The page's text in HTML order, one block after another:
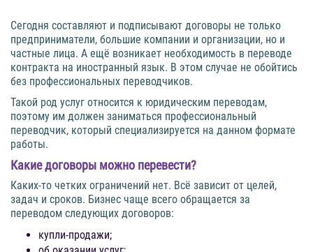
Сегодня составляют и подписывают договоры не только
предприниматели, большие компании и организации, но и
частные лица. А ещё возникает необходимость в переводе
контракта на иностранный язык. В этом случае не обойтись
без профессиональных переводчиков.
Такой род услуг относится к юридическим переводам,
поэтому им должен заниматься профессиональный
переводчик, который специализируется на данном формате
работы.
Какие договоры можно перевести?
Каких-то четких ограничений нет. Всё зависит от целей,
задач и сроков. Бизнес чаще всего обращается за
переводом следующих договоров:
купли-продажи;